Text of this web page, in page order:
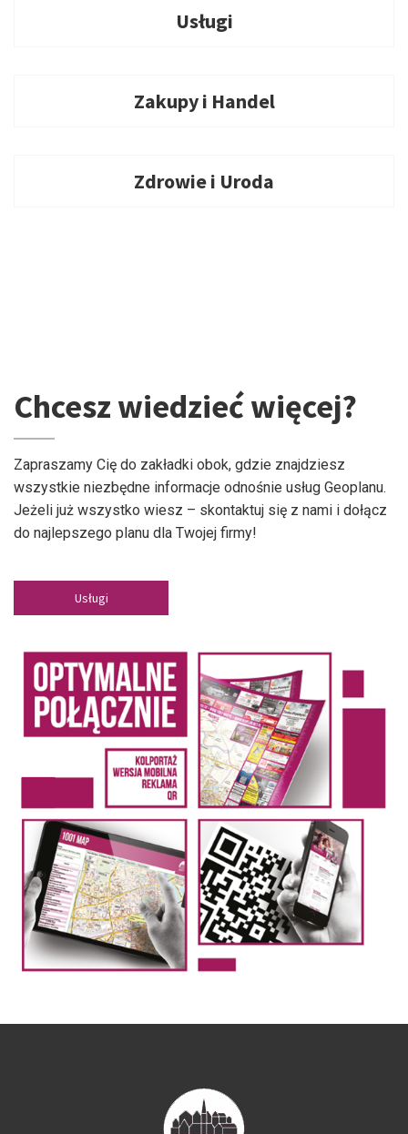
Usługi
Zakupy i Handel
Zdrowie i Uroda
Chcesz wiedzieć więcej?
Zapraszamy Cię do zakładki obok, gdzie znajdziesz
wszystkie niezbędne informacje odnośnie usług Geoplanu.
Jeżeli już wszystko wiesz – skontaktuj się z nami i dołącz
do najlepszego planu dla Twojej firmy!
Usługi